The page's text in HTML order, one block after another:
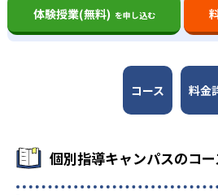
体験授業(無料) を申し込む
コース 料金
個別指導キャンパスのコ